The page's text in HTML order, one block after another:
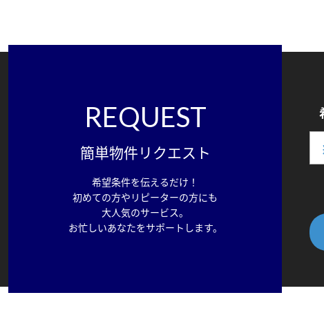
REQUEST
簡単物件リクエスト
希望条件を伝えるだけ！
初めての方やリピーターの方にも
大人気のサービス。
お忙しいあなたをサポートします。